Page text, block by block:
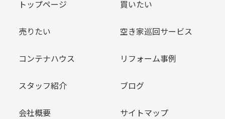
トップページ 買いたい
売りたい 空き家巡回サービス
コンテナハウス リフォーム事例
スタッフ紹介 ブログ
会社概要 サイトマップ